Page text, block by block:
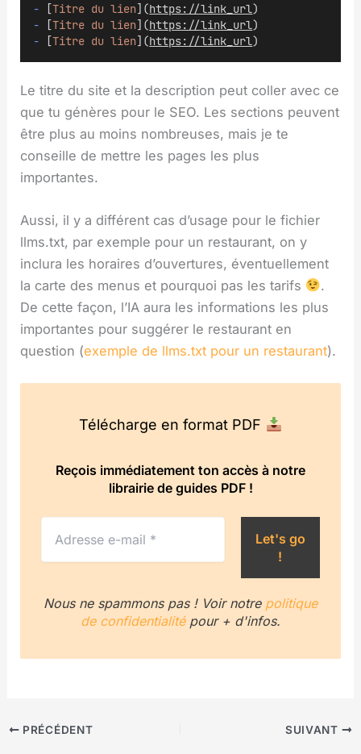
- [Titre du lien](https://link_url)
- [Titre du lien](https://link_url)
- [Titre du lien](https://link_url)
Le titre du site et la description peut coller avec ce
que tu génères pour le SEO. Les sections peuvent
être plus au moins nombreuses, mais je te
conseille de mettre les pages les plus
importantes.
Aussi, il y a différent cas d’usage pour le fichier
llms.txt, par exemple pour un restaurant, on y
inclura les horaires d’ouvertures, éventuellement
la carte des menus et pourquoi pas les tarifs
.
De cette façon, l’IA aura les informations les plus
importantes pour suggérer le restaurant en
question (exemple de llms.txt pour un restaurant).
Télécharge en format PDF
Reçois immédiatement ton accès à notre
librairie de guides PDF !
Nous ne spammons pas ! Voir notre politique
de confidentialitépour + d'infos.
PRÉCÉDENT SUIVANT